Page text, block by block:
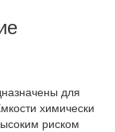
для
химически
риском